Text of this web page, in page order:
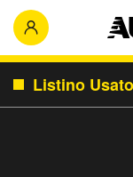
Listino Usato